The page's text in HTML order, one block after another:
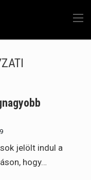
jelölt indul a
hogy…